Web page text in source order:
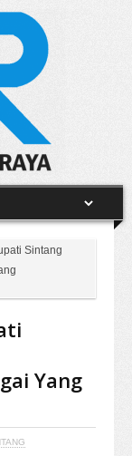
Sintang
Yang